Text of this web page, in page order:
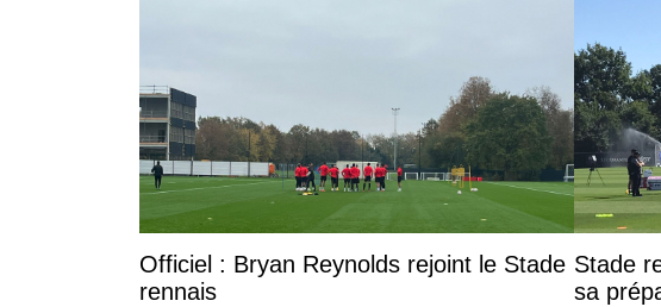
Officiel : Bryan Reynolds rejoint le Stade
rennais
Stade
sa